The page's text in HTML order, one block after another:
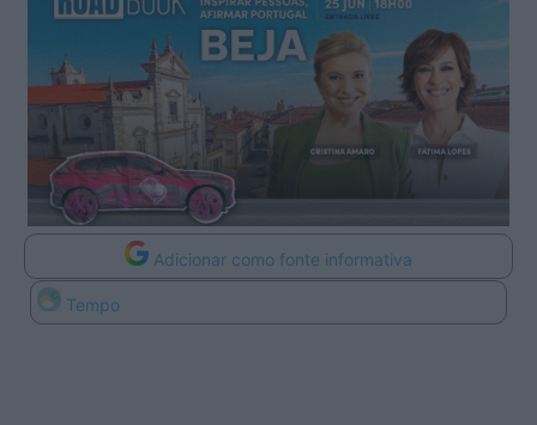
Adicionar como fonte informativa
Tempo